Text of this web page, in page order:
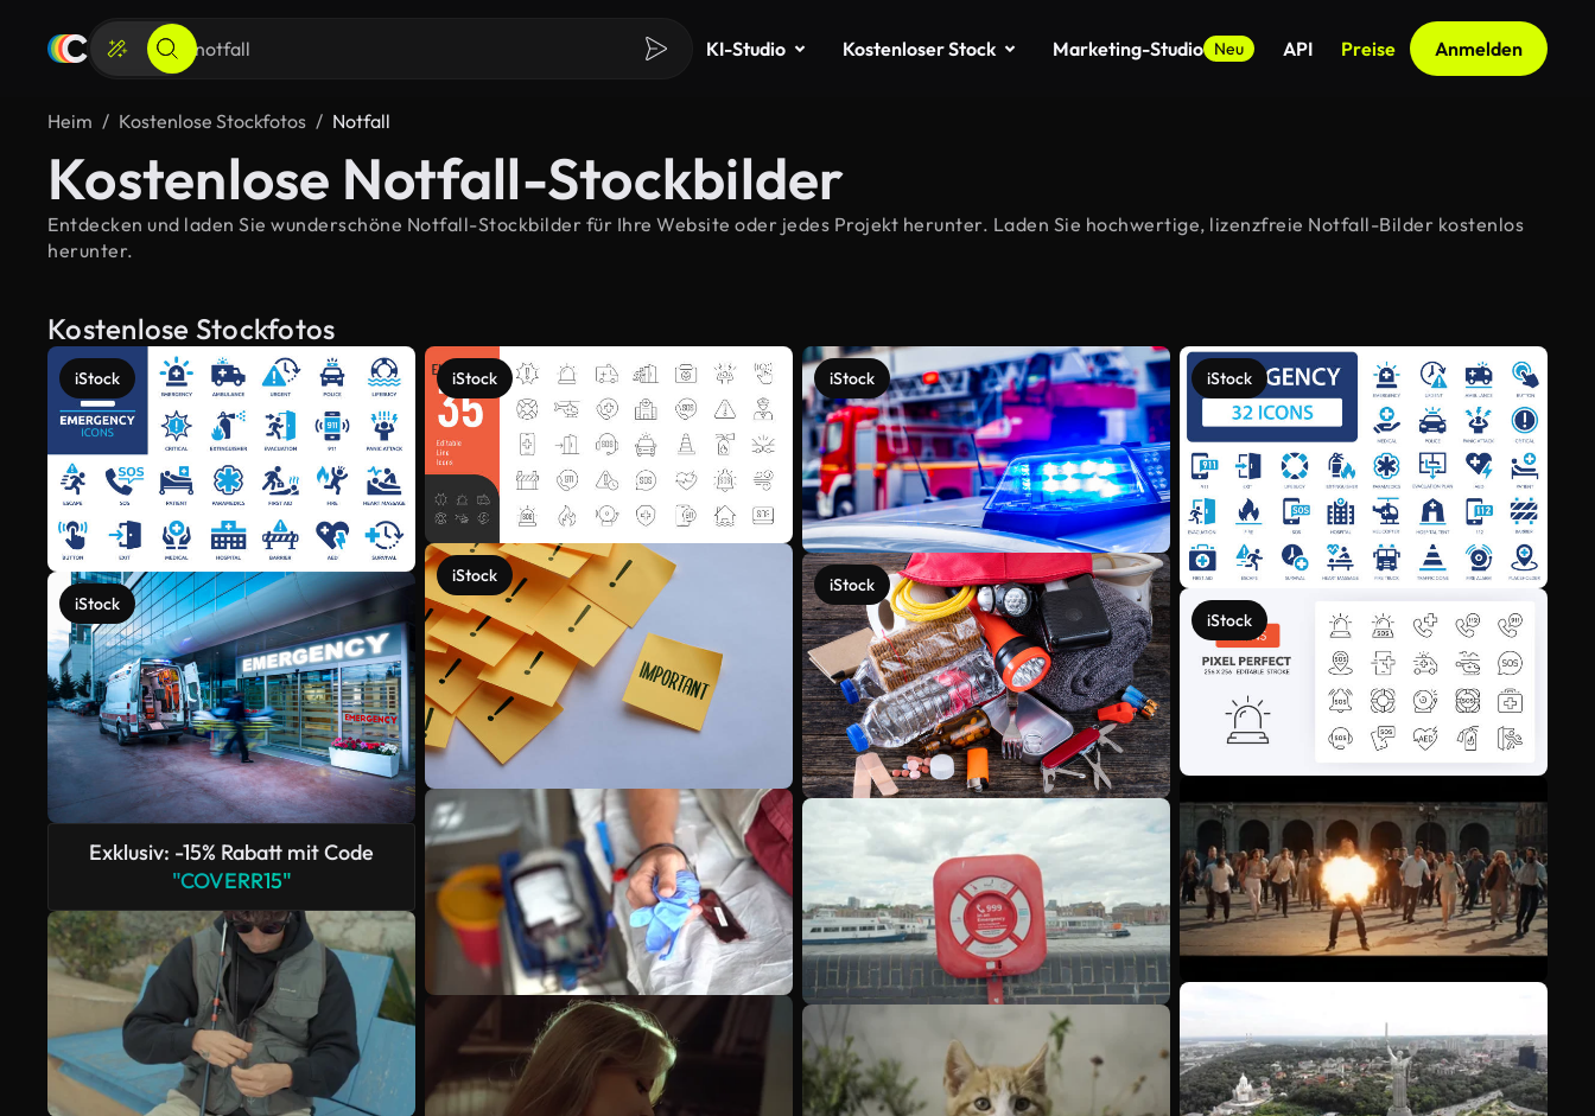
KI-Studio Kostenloser Stock Marketing-Studio Neu API Preise Anmelden
Heim Kostenlose Stockfotos Notfall
Kostenlose Notfall-Stockbilder
Entdecken und laden Sie wunderschöne Notfall-Stockbilder für Ihre Website oder jedes Projekt herunter. Laden Sie hochwertige, lizenzfreie Notfall-Bilder kostenlos
herunter.
Kostenlose Stockfotos
iStock
iStock
Exklusiv: -15% Rabatt mit Code
"COVERR15"
iStock
iStock
iStock
iStock
iStock
iStock
Mehr anzeigen